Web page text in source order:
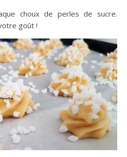
choux de perles de sucre.
goût !